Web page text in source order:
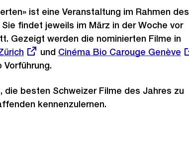
ist eine Veranstaltung im Rahmen des
findet jeweils im März in der Woche vor
Gezeigt werden die nominierten Filme in
und Externer
Cinéma Bio Carouge Genève
Vorführung.
die besten Schweizer Filme des Jahres zu
kennenzulernen.